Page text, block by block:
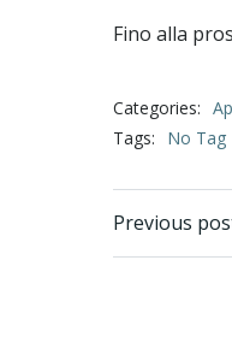
Fino alla
Categories:
Tags:
No Tag
Previous